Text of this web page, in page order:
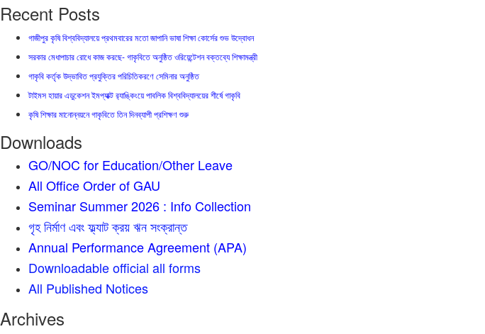
Recent Posts
গাজীপুর কৃষি বিশ্ববিদ্যালয়ে প্রথমবারের মতো জাপানি ভাষা শিক্ষা কোর্সের শুভ উদ্বোধন
সরকার মেধাপাচার রোধে কাজ করছে- গাকৃবিতে অনুষ্ঠিত ওরিয়েন্টেশন বক্তব্যে শিক্ষামন্ত্রী
গাকৃবি কর্তৃক উদ্ভাবিত প্রযুক্তির পরিচিতিকরণে সেমিনার অনুষ্ঠিত
টাইমস হায়ার এডুকেশন ইমপ্যাক্ট র‍্যাঙ্কিংয়ে পাবলিক বিশ্ববিদ্যালয়ের শীর্ষে গাকৃবি
কৃষি শিক্ষার মানোন্নয়নে গাকৃবিতে তিন দিনব্যাপী প্রশিক্ষণ শুরু
Downloads
GO/NOC for Education/Other Leave
All Office Order of GAU
Seminar Summer 2026 : Info Collection
গৃহ নির্মাণ এবং ফ্ল্যাট ক্রয় ঋন সংক্রান্ত
Annual Performance Agreement (APA)
Downloadable official all forms
All Published Notices
Archives